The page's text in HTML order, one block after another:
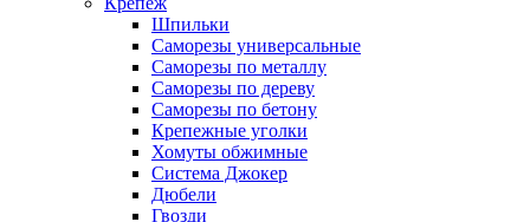
Шпильки
Саморезы универсальные
Саморезы по металлу
Саморезы по дереву
Саморезы по бетону
Крепежные уголки
Хомуты обжимные
Система Джокер
Дюбели
Гвозди